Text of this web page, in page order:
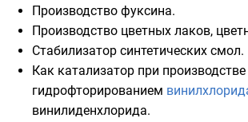
Производство фуксина.
Производство цветных лаков,
Стабилизатор синтетических смол.
Как катализатор при производстве
гидрофторированием
винилиденхлорида.